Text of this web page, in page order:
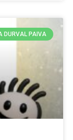
DURVAL PAIVA